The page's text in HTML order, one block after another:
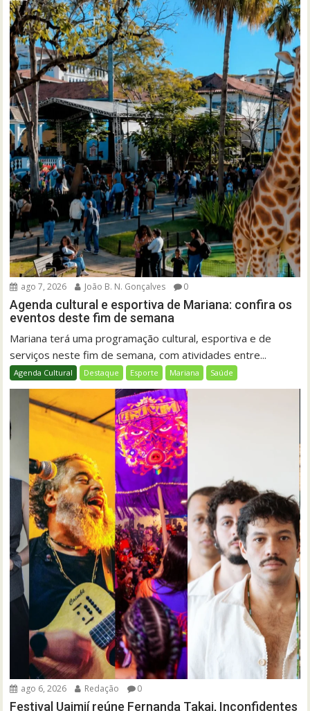
ago 7, 2026 João B. N. Gonçalves 0
Agenda cultural e esportiva de Mariana: confira os
eventos deste fim de semana
Mariana terá uma programação cultural, esportiva e de
serviços neste fim de semana, com atividades entre...
Agenda Cultural Destaque Esporte Mariana Saúde
ago 6, 2026 Redação 0
Festival Uaimií reúne Fernanda Takai, Inconfidentes